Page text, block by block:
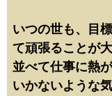
いつの世も、目
て頑張ることが
並べて仕事に熱
いかないような